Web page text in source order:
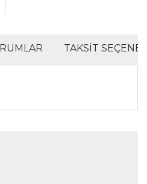
TAKSIT
ürün açıklamalarında ve